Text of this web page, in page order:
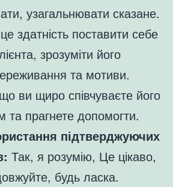
узагальнювати сказане.
здатність поставити себе
зрозуміти його
та мотиви.
ви щиро співчуваєте його
та прагнете допомогти.
підтверджуючих
Так, я розумію, Це цікаво,
будь ласка.